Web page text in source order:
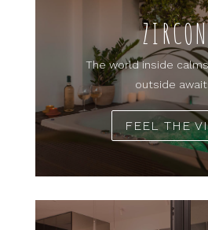
The world inside
outside
FEEL THE